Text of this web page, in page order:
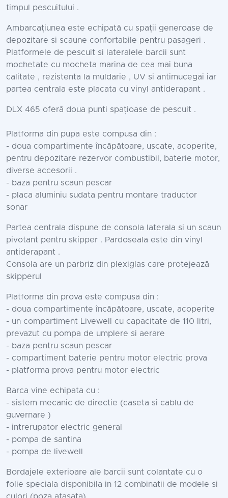
timpul pescuitului .
Ambarcațiunea este echipată cu spații generoase de
depozitare si scaune confortabile pentru pasageri .
Platformele de pescuit si lateralele barcii sunt
mochetate cu mocheta marina de cea mai buna
calitate , rezistenta la muldarie , UV si antimucegai iar
partea centrala este placata cu vinyl antiderapant .
DLX 465 oferă doua punti spațioase de pescuit .
Platforma din pupa este compusa din :
- doua compartimente încăpătoare, uscate, acoperite,
pentru depozitare rezervor combustibil, baterie motor,
diverse accesorii .
- baza pentru scaun pescar
- placa aluminiu sudata pentru montare traductor
sonar
Partea centrala dispune de consola laterala si un scaun
pivotant pentru skipper . Pardoseala este din vinyl
antiderapant .
Consola are un parbriz din plexiglas care protejează
skipperul
Platforma din prova este compusa din :
- doua compartimente încăpătoare, uscate, acoperite
- un compartiment Livewell cu capacitate de 110 litri,
prevazut cu pompa de umplere si aerare
- baza pentru scaun pescar
- compartiment baterie pentru motor electric prova
- platforma prova pentru motor electric
Barca vine echipata cu :
- sistem mecanic de directie (caseta si cablu de
guvernare )
- intrerupator electric general
- pompa de santina
- pompa de livewell
Bordajele exterioare ale barcii sunt colantate cu o
folie speciala disponibila in 12 combinatii de modele si